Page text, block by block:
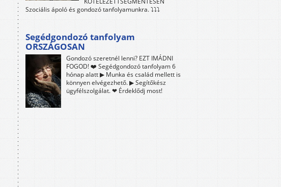
Szociális ápoló és gondozó tanfolyamunkra. ⤵⤵⤵
Segédgondozó tanfolyam
ORSZÁGOSAN
Gondozó szeretnél lenni? EZT IMÁDNI
FOGOD! ❤️ Segédgondozó tanfolyam 6
hónap alatt ▶ Munka és család mellett is
könnyen elvégezhető. ▶ Segítőkész
ügyfélszolgálat. ❤ Érdeklődj most!